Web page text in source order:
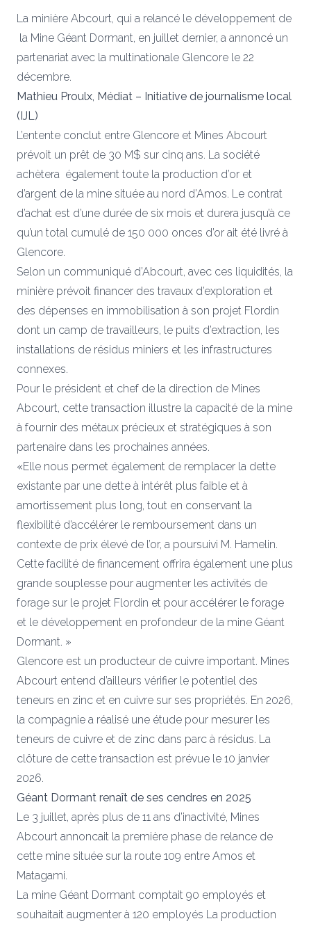
La minière Abcourt, qui a relancé le développement de
la Mine Géant Dormant, en juillet dernier, a annoncé un
partenariat avec la multinationale Glencore le 22
décembre.
Mathieu Proulx, Médiat – Initiative de journalisme local
(IJL)
L’entente conclut entre Glencore et Mines Abcourt
prévoit un prêt de 30 M$ sur cinq ans. La société
achètera également toute la production d’or et
d’argent de la mine située au nord d’Amos. Le contrat
d’achat est d’une durée de six mois et durera jusqu’à ce
qu’un total cumulé de 150 000 onces d’or ait été livré à
Glencore.
Selon un communiqué d’Abcourt, avec ces liquidités, la
minière prévoit financer des travaux d’exploration et
des dépenses en immobilisation à son projet Flordin
dont un camp de travailleurs, le puits d’extraction, les
installations de résidus miniers et les infrastructures
connexes.
Pour le président et chef de la direction de Mines
Abcourt, cette transaction illustre la capacité de la mine
à fournir des métaux précieux et stratégiques à son
partenaire dans les prochaines années.
«Elle nous permet également de remplacer la dette
existante par une dette à intérêt plus faible et à
amortissement plus long, tout en conservant la
flexibilité d’accélérer le remboursement dans un
contexte de prix élevé de l’or, a poursuivi M. Hamelin.
Cette facilité de financement offrira également une plus
grande souplesse pour augmenter les activités de
forage sur le projet Flordin et pour accélérer le forage
et le développement en profondeur de la mine Géant
Dormant. »
Glencore est un producteur de cuivre important. Mines
Abcourt entend d’ailleurs vérifier le potentiel des
teneurs en zinc et en cuivre sur ses propriétés. En 2026,
la compagnie a réalisé une étude pour mesurer les
teneurs de cuivre et de zinc dans parc à résidus. La
clôture de cette transaction est prévue le 10 janvier
2026.
Géant Dormant renaît de ses cendres en 2025
Le 3 juillet, après plus de 11 ans d’inactivité, Mines
Abcourt annoncait la première phase de relance de
cette mine située sur la route 109 entre Amos et
Matagami.
La mine Géant Dormant comptait 90 employés et
souhaitait augmenter à 120 employés La production